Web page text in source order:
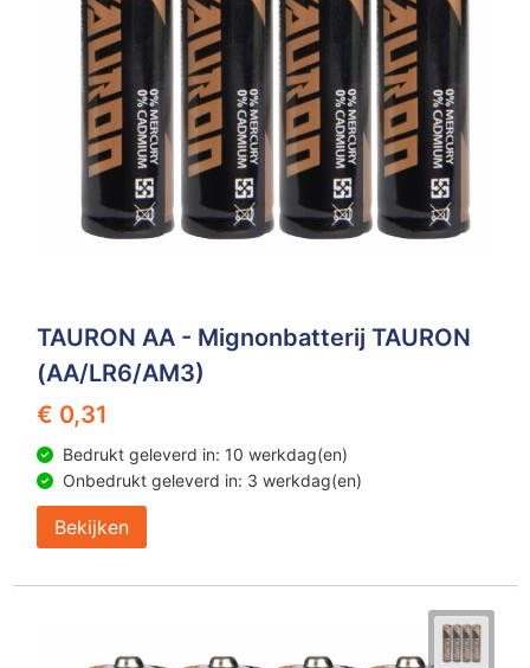
TAURON AA - Mignonbatterij TAURON
(AA/LR6/AM3)
€ 0,31
Bedrukt geleverd in: 10 werkdag(en)
Onbedrukt geleverd in: 3 werkdag(en)
Bekijken